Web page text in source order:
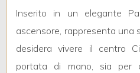
Inserito in un elegante
ascensore, rappresenta una
desidera vivere il centro
portata di mano, sia